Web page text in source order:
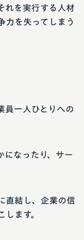
れを実行する人材
力を失ってしまう
員一人ひとりへの
になったり、サー
直結し、企業の信
ます。